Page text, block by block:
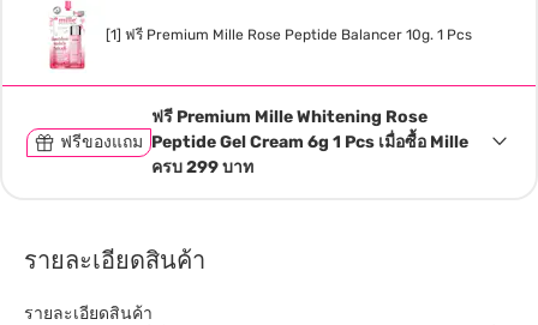
[1] ฟรี Premium Mille Rose Peptide Balancer 10g. 1 Pcs
ฟรีของแถม
ฟรี Premium Mille Whitening Rose
Peptide Gel Cream 6g 1 Pcs เมื่อซื้อ Mille
ครบ 299 บาท
รายละเอียดสินค้า
รายละเอียดสินค้า